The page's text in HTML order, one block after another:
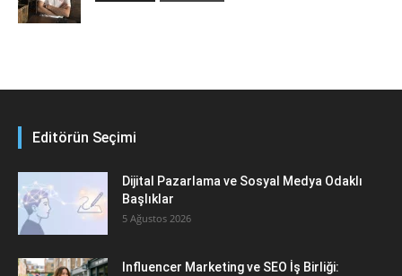
Editörün Seçimi
Dijital Pazarlama ve Sosyal Medya Odaklı
Başlıklar
5 Ağustos 2026
Influencer Marketing ve SEO İş Birliği: